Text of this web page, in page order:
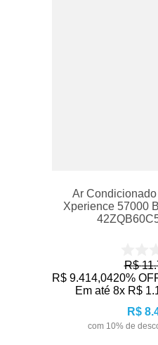
Ar
Xperience 57000
R$ 11.
R$ 9.414,0420%
Em até 8x R$ 1.
R$ 8.
com 10% de